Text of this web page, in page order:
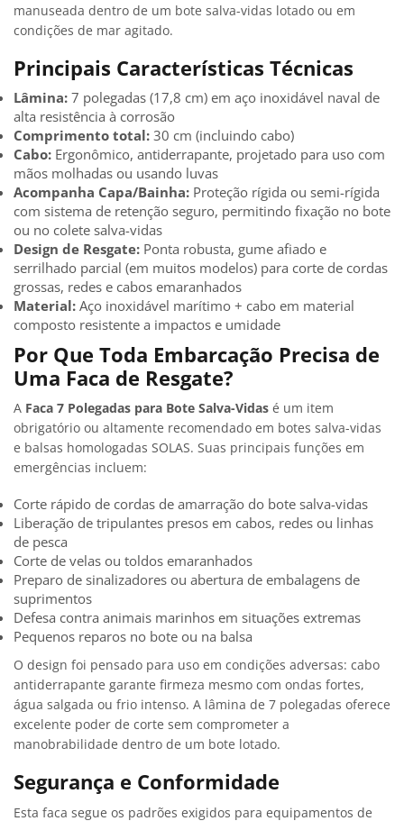
manuseada dentro de um bote salva-vidas lotado ou em
condições de mar agitado.
Principais Características Técnicas
Lâmina: 7 polegadas (17,8 cm) em aço inoxidável naval de
alta resistência à corrosão
Comprimento total: 30 cm (incluindo cabo)
Cabo: Ergonômico, antiderrapante, projetado para uso com
mãos molhadas ou usando luvas
Acompanha Capa/Bainha: Proteção rígida ou semi-rígida
com sistema de retenção seguro, permitindo fixação no bote
ou no colete salva-vidas
Design de Resgate: Ponta robusta, gume afiado e
serrilhado parcial (em muitos modelos) para corte de cordas
grossas, redes e cabos emaranhados
Material: Aço inoxidável marítimo + cabo em material
composto resistente a impactos e umidade
Por Que Toda Embarcação Precisa de
Uma Faca de Resgate?
A Faca 7 Polegadas para Bote Salva-Vidas é um item
obrigatório ou altamente recomendado em botes salva-vidas
e balsas homologadas SOLAS. Suas principais funções em
emergências incluem:
Corte rápido de cordas de amarração do bote salva-vidas
Liberação de tripulantes presos em cabos, redes ou linhas
de pesca
Corte de velas ou toldos emaranhados
Preparo de sinalizadores ou abertura de embalagens de
suprimentos
Defesa contra animais marinhos em situações extremas
Pequenos reparos no bote ou na balsa
O design foi pensado para uso em condições adversas: cabo
antiderrapante garante firmeza mesmo com ondas fortes,
água salgada ou frio intenso. A lâmina de 7 polegadas oferece
excelente poder de corte sem comprometer a
manobrabilidade dentro de um bote lotado.
Segurança e Conformidade
Esta faca segue os padrões exigidos para equipamentos de